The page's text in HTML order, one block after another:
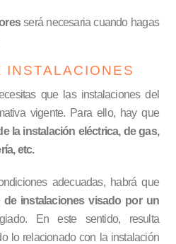
será necesaria cuando hagas
INSTALACIONES
que las instalaciones del
vigente. Para ello, hay que
la instalación eléctrica, de gas,
etc.
adecuadas, habrá que
de instalaciones visado por un
En este sentido, resulta
lo relacionado con la instalación